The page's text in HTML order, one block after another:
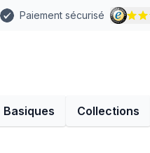
Paiement sécurisé
Basiques Collections